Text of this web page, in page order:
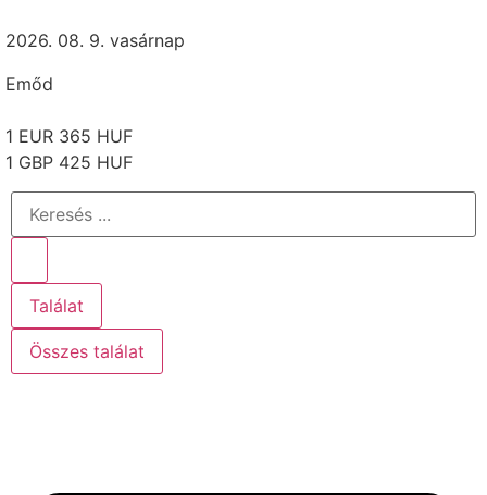
2026. 08. 9. vasárnap
Emőd
1 EUR 365 HUF
1 GBP 425 HUF
Találat
Összes találat